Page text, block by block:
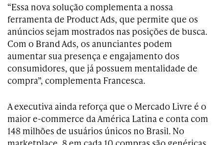
“Essa nova solução complementa a nossa
ferramenta de Product Ads, que permite que os
anúncios sejam mostrados nas posições de busca.
Com o Brand Ads, os anunciantes podem
aumentar sua presença e engajamento dos
consumidores, que já possuem mentalidade de
compra”, complementa Francesca.
A executiva ainda reforça que o Mercado Livre é o
maior e-commerce da América Latina e conta com
148 milhões de usuários únicos no Brasil. No